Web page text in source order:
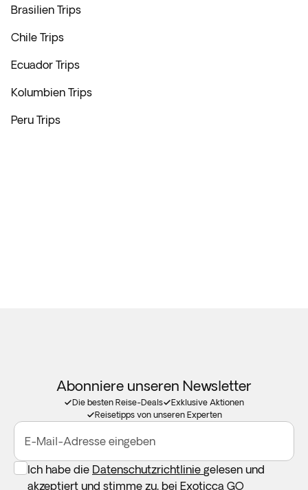
Brasilien Trips
Chile Trips
Ecuador Trips
Kolumbien Trips
Peru Trips
Abonniere unseren Newsletter
Die besten Reise-Deals
Exklusive Aktionen
Reisetipps von unseren Experten
E-Mail-Adresse eingeben
Ich habe die Datenschutzrichtlinie gelesen und
akzeptiert und stimme zu, bei Exoticca GO